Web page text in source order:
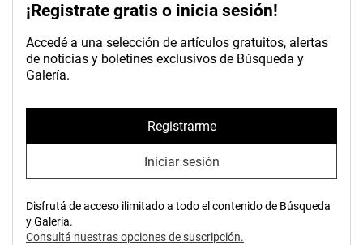
¡Registrate gratis o inicia sesión!
Accedé a una selección de artículos gratuitos, alertas
de noticias y boletines exclusivos de Búsqueda y
Galería.
Registrarme
Iniciar sesión
Disfrutá de acceso ilimitado a todo el contenido de Búsqueda
y Galería.
Consultá nuestras opciones de suscripción.